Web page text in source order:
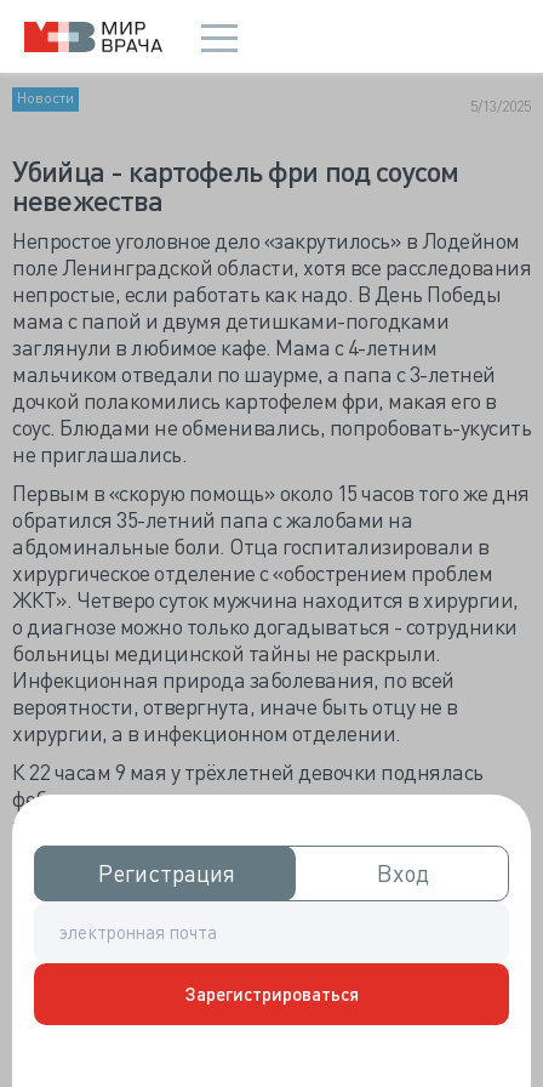
Регистрация
Регистрация Вход
Вход
Зарегистрироваться
Новости 5/13/2025
Убийца - картофель фри под соусом
невежества
Непростое уголовное дело «закрутилось» в Лодейном
поле Ленинградской области, хотя все расследования
непростые, если работать как надо. В День Победы
мама с папой и двумя детишками-погодками
заглянули в любимое кафе. Мама с 4-летним
мальчиком отведали по шаурме, а папа с 3-летней
дочкой полакомились картофелем фри, макая его в
соус. Блюдами не обменивались, попробовать-укусить
не приглашались.
Первым в «скорую помощь» около 15 часов того же дня
обратился 35-летний папа с жалобами на
абдоминальные боли. Отца госпитализировали в
хирургическое отделение с «обострением проблем
ЖКТ». Четверо суток мужчина находится в хирургии,
о диагнозе можно только догадываться - сотрудники
больницы медицинской тайны не раскрыли.
Инфекционная природа заболевания, по всей
вероятности, отвергнута, иначе быть отцу не в
хирургии, а в инфекционном отделении.
К 22 часам 9 мая у трёхлетней девочки поднялась
фебрильная температура, отмечалась рвота и
жидкий стул. Приглашённая в час ночи бригада СМП
предложила маме госпитализацию ребёнка,
женщина отказалась «по технической причине» - не с
кем было оставить хоть и старшего, но всё же
четырёхлетнего малыша. Следующее обращение в
«скорую помощь» случилось после полудня 10 мая из-
за нарастающей симптоматики и ухудшения
состояния девочки.